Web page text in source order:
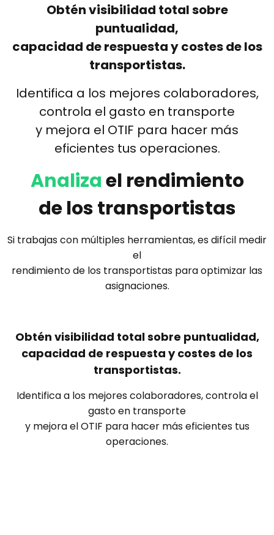
Obtén visibilidad total sobre
puntualidad,
capacidad de respuesta y costes de los
transportistas.
Identifica a los mejores colaboradores,
controla el gasto en transporte
y mejora el OTIF para hacer más
eficientes tus operaciones.
Analizael rendimiento
de los transportistas
Si trabajas con múltiples herramientas, es difícil medir
el
rendimiento de los transportistas para optimizar las
asignaciones.
Obtén visibilidad total sobre puntualidad,
capacidad de respuesta y costes de los
transportistas.
Identifica a los mejores colaboradores, controla el
gasto en transporte
y mejora el OTIF para hacer más eficientes tus
operaciones.